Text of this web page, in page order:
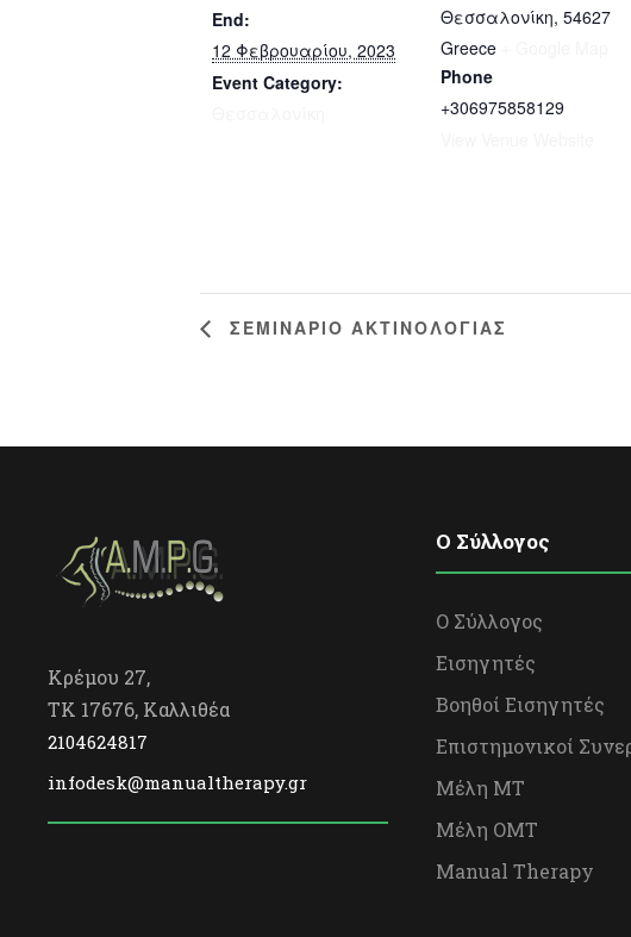
End:
12 Φεβρουαρίου, 2023
Event Category:
Θεσσαλονίκη, 54627
Greece
Phone
+306975858129
ΣΕΜΙΝΑΡΙΟ ΑΚΤΙΝΟΛΟΓΙΑΣ
Κρέμου 27,
TK 17676, Καλλιθέα
2104624817
infodesk@manualtherapy.gr
O Σύλλογος
Ο Σύλλογος
Εισηγητές
Βοηθοί Εισηγητές
Επιστημονικοί
Μέλη ΜΤ
Μέλη OΜΤ
Manual Therapy